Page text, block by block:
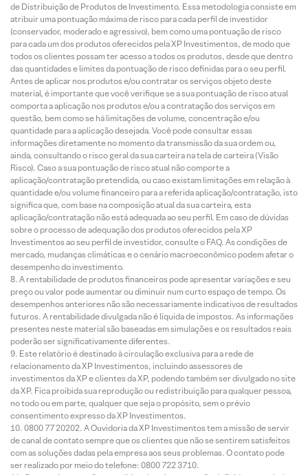
de Distribuição de Produtos de Investimento. Essa metodologia consiste em
atribuir uma pontuação máxima de risco para cada perfil de investidor
(conservador, moderado e agressivo), bem como uma pontuação de risco
para cada um dos produtos oferecidos pela XP Investimentos, de modo que
todos os clientes possam ter acesso a todos os produtos, desde que dentro
das quantidades e limites da pontuação de risco definidas para o seu perfil.
Antes de aplicar nos produtos e/ou contratar os serviços objeto deste
material, é importante que você verifique se a sua pontuação de risco atual
comporta a aplicação nos produtos e/ou a contratação dos serviços em
questão, bem como se há limitações de volume, concentração e/ou
quantidade para a aplicação desejada. Você pode consultar essas
informações diretamente no momento da transmissão da sua ordem ou,
ainda, consultando o risco geral da sua carteira na tela de carteira (Visão
Risco). Caso a sua pontuação de risco atual não comporte a
aplicação/contratação pretendida, ou caso existam limitações em relação à
quantidade e/ou volume financeiro para a referida aplicação/contratação, isto
significa que, com base na composição atual da sua carteira, esta
aplicação/contratação não está adequada ao seu perfil. Em caso de dúvidas
sobre o processo de adequação dos produtos oferecidos pela XP
Investimentos ao seu perfil de investidor, consulte o FAQ. As condições de
mercado, mudanças climáticas e o cenário macroeconômico podem afetar o
desempenho do investimento.
A rentabilidade de produtos financeiros pode apresentar variações e seu
preço ou valor pode aumentar ou diminuir num curto espaço de tempo. Os
desempenhos anteriores não são necessariamente indicativos de resultados
futuros. A rentabilidade divulgada não é líquida de impostos. As informações
presentes neste material são baseadas em simulações e os resultados reais
poderão ser significativamente diferentes.
Este relatório é destinado à circulação exclusiva para a rede de
relacionamento da XP Investimentos, incluindo assessores de
investimentos da XP e clientes da XP, podendo também ser divulgado no site
da XP. Fica proibida sua reprodução ou redistribuição para qualquer pessoa,
no todo ou em parte, qualquer que seja o propósito, sem o prévio
consentimento expresso da XP Investimentos.
0800 77 20202. A Ouvidoria da XP Investimentos tem a missão de servir
de canal de contato sempre que os clientes que não se sentirem satisfeitos
com as soluções dadas pela empresa aos seus problemas. O contato pode
ser realizado por meio do telefone: 0800 722 3710.